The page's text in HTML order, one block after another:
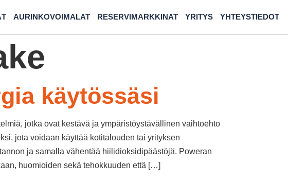
AURINKOVOIMALAT RESERVIMARKKINAT YRITYS YHTEYSTIEDOT
käytössäsi
jotka ovat kestävä ja ympäristöystävällinen vaihtoehto
jota voidaan käyttää kotitalouden tai yrityksen
ja samalla vähentää hiilidioksidipäästöjä. Poweran
huomioiden sekä tehokkuuden että […]